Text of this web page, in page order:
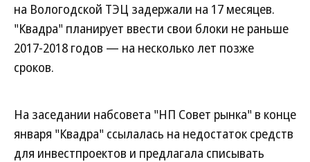
на Вологодской ТЭЦ задержали на 17 месяцев.
"Квадра" планирует ввести свои блоки не раньше
2017-2018 годов — на несколько лет позже
сроков.
На заседании набсовета "НП Совет рынка" в конце
января "Квадра" ссылалась на недостаток средств
для инвестпроектов и предлагала списывать